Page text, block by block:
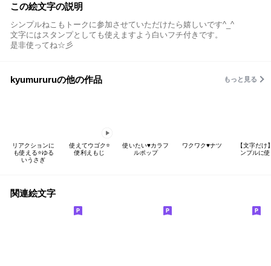
この絵文字の説明
シンプルねこもトークに参加させていただけたら嬉しいです^_^
文字にはスタンプとしても使えますよう白いフチ付きです。
是非使ってね☆彡
kyumururuの他の作品 もっと見る
リアクションに
も使える⭐️ゆる
いうさぎ
使えてウゴク⭐️
便利えもじ
使いたい♥️カラフ
ルポップ
ワクワク♥️ナツ
【文字だけ
ンプルに
関連絵文字